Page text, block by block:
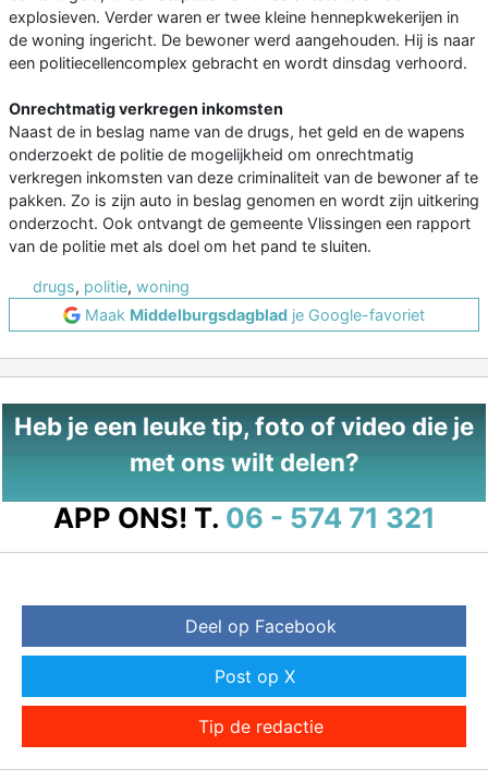
explosieven. Verder waren er twee kleine hennepkwekerijen in
de woning ingericht. De bewoner werd aangehouden. Hij is naar
een politiecellencomplex gebracht en wordt dinsdag verhoord.
Onrechtmatig verkregen inkomsten
Naast de in beslag name van de drugs, het geld en de wapens
onderzoekt de politie de mogelijkheid om onrechtmatig
verkregen inkomsten van deze criminaliteit van de bewoner af te
pakken. Zo is zijn auto in beslag genomen en wordt zijn uitkering
onderzocht. Ook ontvangt de gemeente Vlissingen een rapport
van de politie met als doel om het pand te sluiten.
drugs, politie, woning
Maak Middelburgsdagblad je Google-favoriet
Heb je een leuke tip, foto of video die je
met ons wilt delen?
APP ONS! T. 06 - 574 71 321
Deel op Facebook
Post op X
Tip de redactie